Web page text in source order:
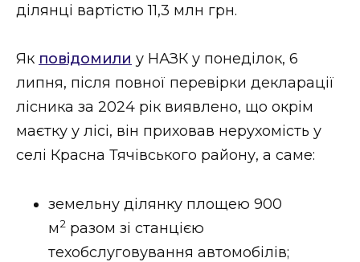
ділянці вартістю 11,3 млн грн.
Як повідомили у НАЗК у понеділок, 6
липня, після повної перевірки декларації
лісника за 2024 рік виявлено, що окрім
маєтку у лісі, він приховав нерухомість у
селі Красна Тячівського району, а саме:
земельну ділянку площею 900
м2 разом зі станцією
техобслуговування автомобілів;